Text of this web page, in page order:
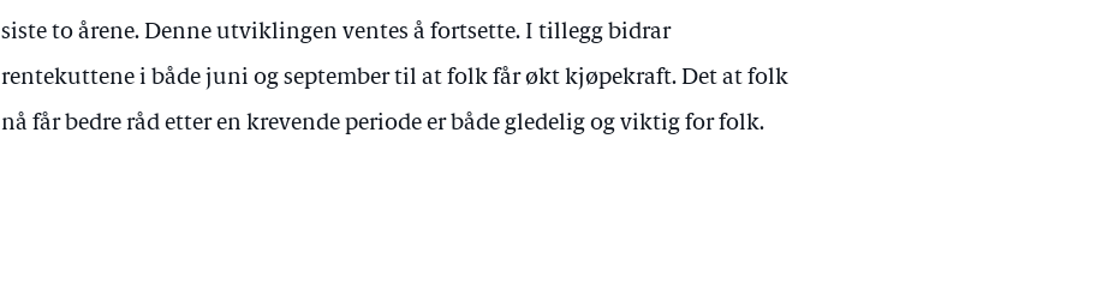
siste to årene. Denne utviklingen ventes å fortsette. I tillegg bidrar
rentekuttene i både juni og september til at folk får økt kjøpekraft. Det at folk
nå får bedre råd etter en krevende periode er både gledelig og viktig for folk.